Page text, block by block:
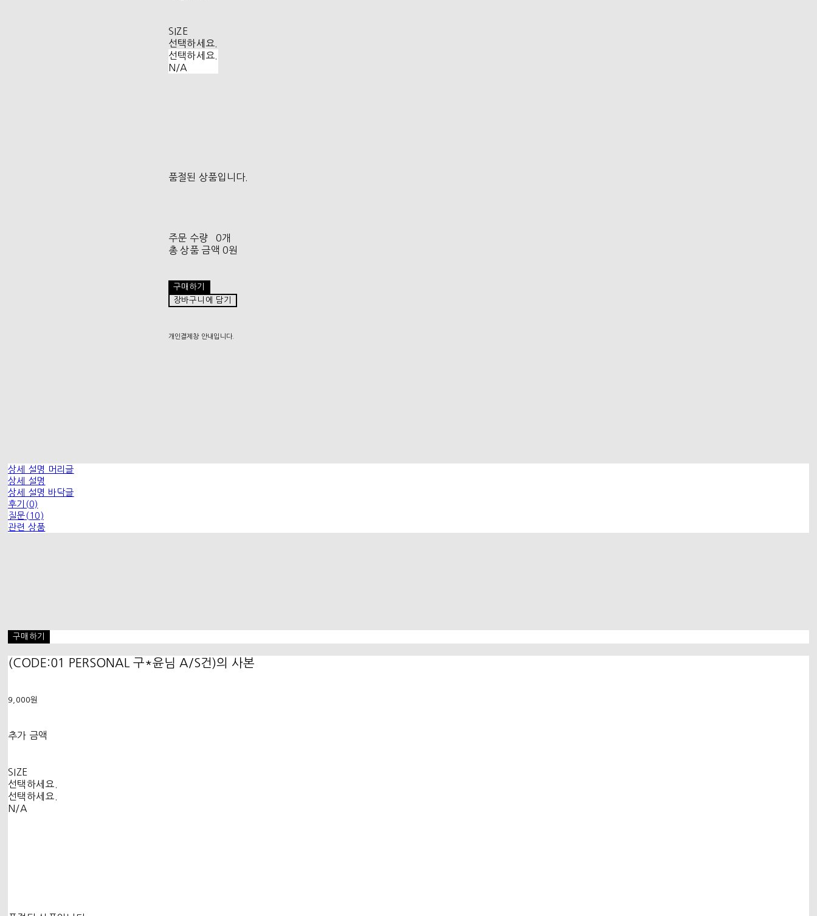
SIZE
선택하세요.
선택하세요.
N/A
품절된 상품입니다.
주문 수량
0개
총 상품 금액 0원
구매하기
장바구니에 담기
개인결제창 안내입니다.
상세 설명 머리글
상세 설명
상세 설명 바닥글
후기(0)
질문(10)
관련 상품
구매하기
(CODE:01 PERSONAL 구*윤님 A/S건)의 사본
9,000원
추가 금액
SIZE
선택하세요.
선택하세요.
N/A